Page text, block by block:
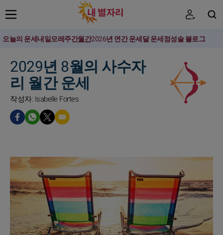
오늘의 운세내일모레주간월간2026년 연간 운세달 운세점성술 블로그
2029년 8월의 사수자
리 월간 운세
작성자: Isabelle Fortes